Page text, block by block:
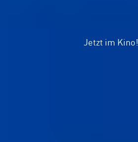
Jetzt im Kino!